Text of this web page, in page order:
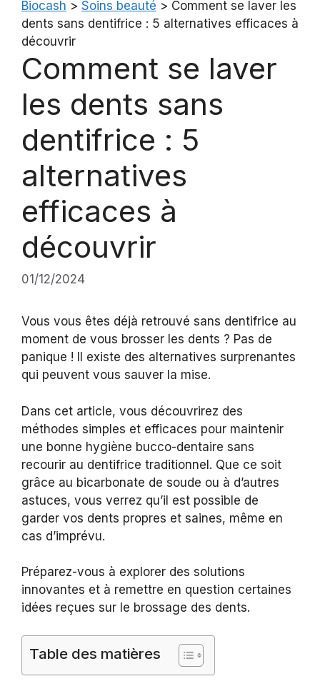
Biocash > Soins beauté > Comment se laver les
dents sans dentifrice : 5 alternatives efficaces à
découvrir
Comment se laver
les dents sans
dentifrice : 5
alternatives
efficaces à
découvrir
01/12/2024
Vous vous êtes déjà retrouvé sans dentifrice au
moment de vous brosser les dents ? Pas de
panique ! Il existe des alternatives surprenantes
qui peuvent vous sauver la mise.
Dans cet article, vous découvrirez des
méthodes simples et efficaces pour maintenir
une bonne hygiène bucco-dentaire sans
recourir au dentifrice traditionnel. Que ce soit
grâce au bicarbonate de soude ou à d’autres
astuces, vous verrez qu’il est possible de
garder vos dents propres et saines, même en
cas d’imprévu.
Préparez-vous à explorer des solutions
innovantes et à remettre en question certaines
idées reçues sur le brossage des dents.
Table des matières